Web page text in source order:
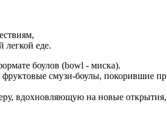
легкой еде.
боулов (bowl - миска).
смузи-боулы, покорившие
вдохновляющую на новые